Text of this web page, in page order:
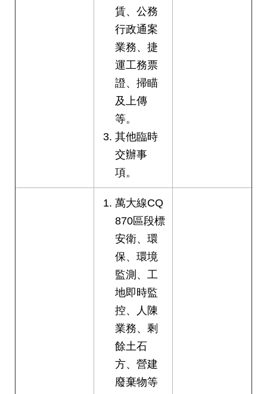
賃、公務
行政通案
業務、捷
運工務票
證、掃瞄
及上傳
等。
其他臨時
交辦事
項。
萬大線CQ
870區段標
安衛、環
保、環境
監測、工
地即時監
控、人陳
業務、剩
餘土石
方、營建
廢棄物等